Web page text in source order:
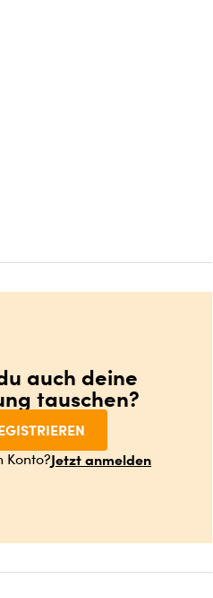
auch deine
tauschen?
Konto?Jetzt anmelden